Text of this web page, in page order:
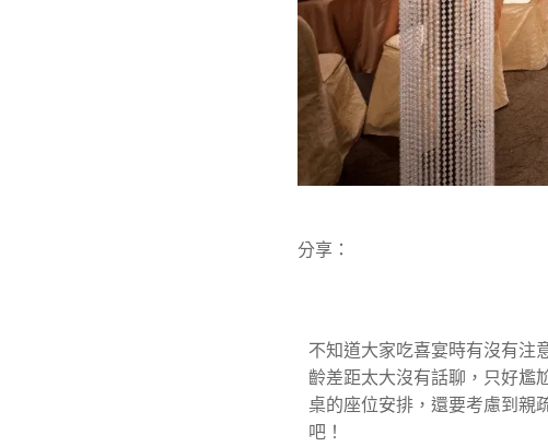
分享：
不知道大家吃喜宴時有沒有注
齡差距太大沒有話聊，只好尷
桌的座位安排，還要考慮到親
吧！